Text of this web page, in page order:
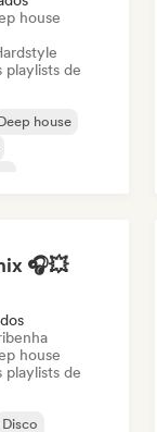
house
playlists de
house
🎧💥
house
playlists de
Disco